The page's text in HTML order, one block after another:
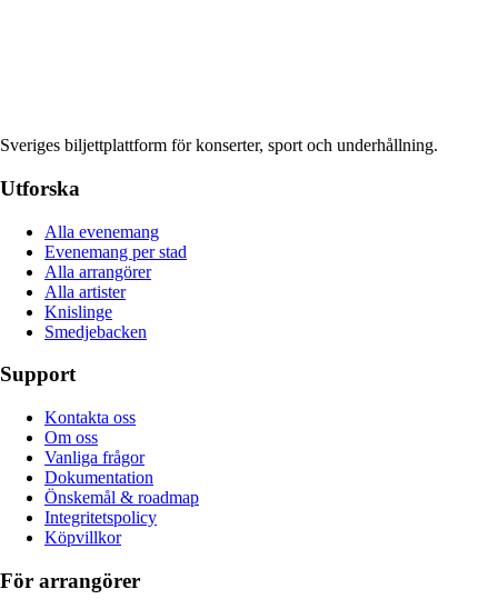
Sveriges biljettplattform för konserter, sport och underhållning.
Utforska
Alla evenemang
Evenemang per stad
Alla arrangörer
Alla artister
Knislinge
Smedjebacken
Support
Kontakta oss
Om oss
Vanliga frågor
Dokumentation
Önskemål & roadmap
Integritetspolicy
Köpvillkor
För arrangörer